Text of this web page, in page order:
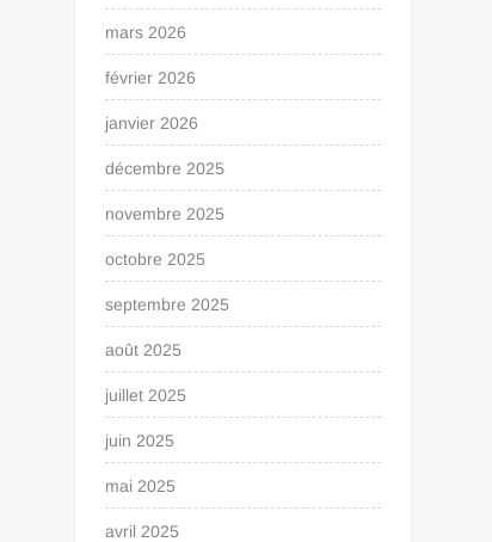
mars 2026
février 2026
janvier 2026
décembre 2025
novembre 2025
octobre 2025
septembre 2025
août 2025
juillet 2025
juin 2025
mai 2025
avril 2025